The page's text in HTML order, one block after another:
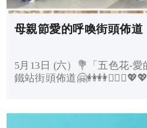
母親節愛的呼喚街頭佈道
5月13日 (六）💐「五色花-
鐵站街頭佈道🤗👭👭🧍🏼‍♂️💖💖 佈道記
新決志：1人 6) 留低聯絡電